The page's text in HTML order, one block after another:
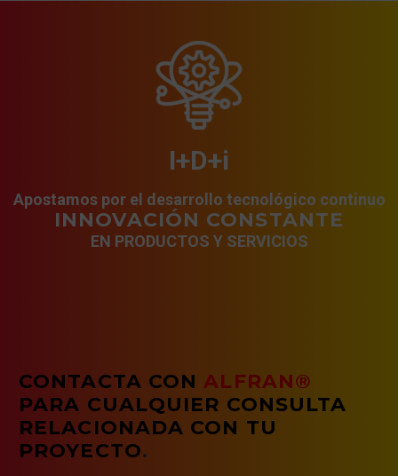
I+D+i
Apostamos por el desarrollo tecnológico continuo
INNOVACIÓN CONSTANTE
EN PRODUCTOS Y SERVICIOS
CONTACTA CON ALFRAN®
PARA CUALQUIER CONSULTA
RELACIONADA CON TU
PROYECTO.